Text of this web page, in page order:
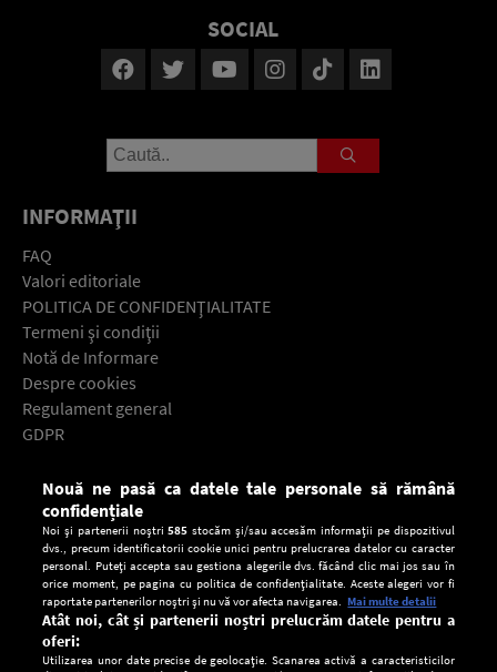
SOCIAL
INFORMAŢII
FAQ
Valori editoriale
POLITICA DE CONFIDENŢIALITATE
Termeni şi condiţii
Notă de Informare
Despre cookies
Regulament general
GDPR
Descarcă gratuit aplicaţia Europa FM pentru smartphone:
Nouă ne pasă ca datele tale personale să rămână
confidențiale
Noi și partenerii noștri585 stocăm și/sau accesăm informații pe dispozitivul
dvs., precum identificatorii cookie unici pentru prelucrarea datelor cu caracter
personal. Puteți accepta sau gestiona alegerile dvs. făcând clic mai jos sau în
orice moment, pe pagina cu politica de confidențialitate. Aceste alegeri vor fi
raportate partenerilor noștri și nu vă vor afecta navigarea. Mai multe detalii
Atât noi, cât și partenerii noștri prelucrăm datele pentru a
oferi:
Utilizarea unor date precise de geolocație. Scanarea activă a caracteristicilor